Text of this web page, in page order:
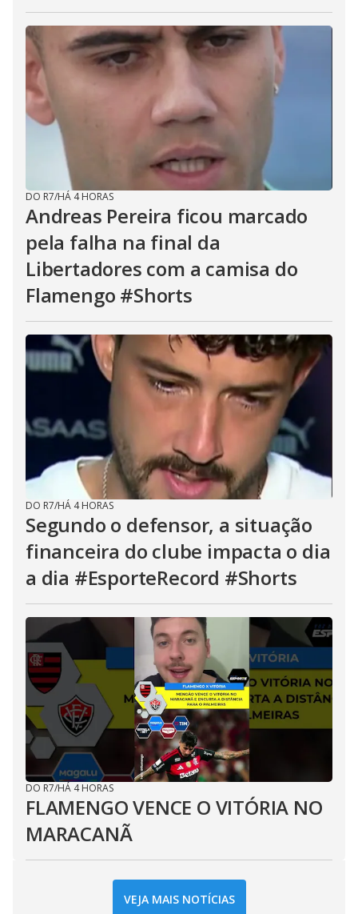
DO R7/HÁ 4 HORAS
Andreas Pereira ficou marcado
pela falha na final da
Libertadores com a camisa do
Flamengo #Shorts
DO R7/HÁ 4 HORAS
Segundo o defensor, a situação
financeira do clube impacta o dia
a dia #EsporteRecord #Shorts
DO R7/HÁ 4 HORAS
FLAMENGO VENCE O VITÓRIA NO
MARACANÃ
VEJA MAIS NOTÍCIAS